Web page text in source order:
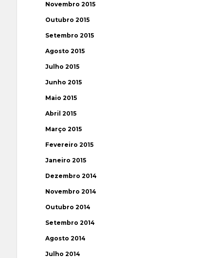
Novembro 2015
Outubro 2015
Setembro 2015
Agosto 2015
Julho 2015
Junho 2015
Maio 2015
Abril 2015
Março 2015
Fevereiro 2015
Janeiro 2015
Dezembro 2014
Novembro 2014
Outubro 2014
Setembro 2014
Agosto 2014
Julho 2014